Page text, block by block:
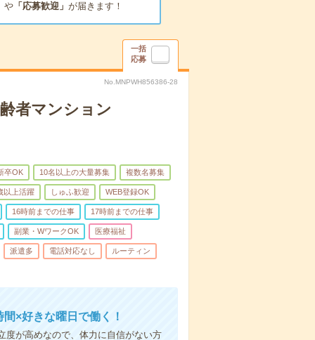
や「応募歓迎」 が届きます！
一括
応募
No.MNPWH856386-28
者マンション
卒OK 10名以上の大量募集 複数名募集
以上活躍 しゅふ歓迎 WEB登録OK
16時前までの仕事 17時前までの仕事
副業・WワークOK 医療福祉
派遣多 電話対応なし ルーティン
×好きな曜日で働く！
が高めなので、体力に自信がない方